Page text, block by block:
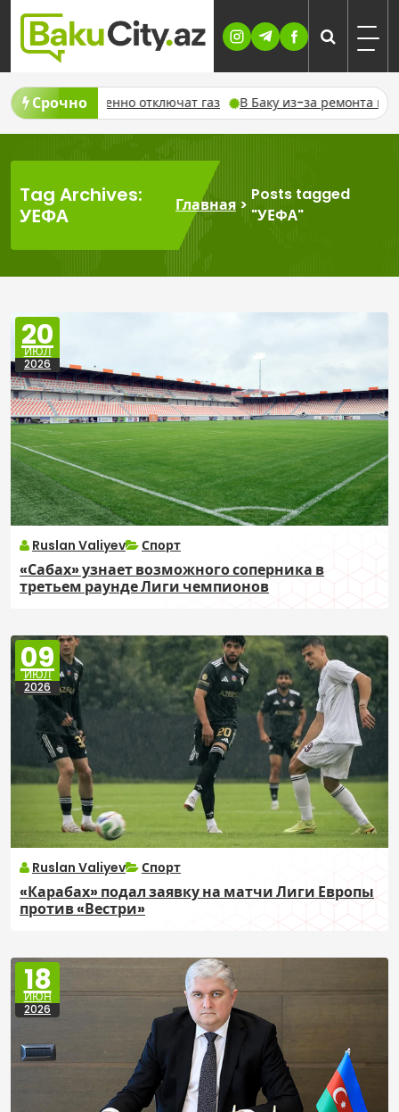
Skip
content
Срочно
отключат газ В Баку из-за ремонта временно изменят
Tag Archives:
УЕФА
Главная>
Posts tagged
"УЕФА"
20
ИЮЛ
2026
Ruslan Valiyev Спорт
«Сабах» узнает возможного соперника в
третьем раунде Лиги чемпионов
09
ИЮЛ
2026
Ruslan Valiyev Спорт
«Карабах» подал заявку на матчи Лиги Европы
против «Вестри»
18
ИЮН
2026